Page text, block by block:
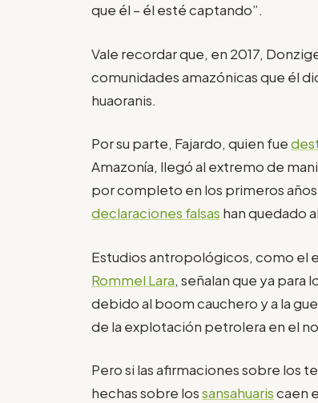
que él – él esté captando”.
Vale recordar que, en 2017,
comunidades amazónicas que él
huaoranis.
Por su parte, Fajardo, quien fue
Amazonía, llegó al extremo de
por completo en los primeros años
declaraciones falsas han quedado
Estudios antropológicos, como el
Rommel Lara, señalan que ya para
debido al boom cauchero y a la
de la explotación petrolera en el
Pero si las afirmaciones sobre los
hechas sobre lossansahuariscaen